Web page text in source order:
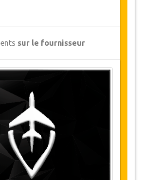
pour les grands voyageurs,
sur les transferts
et ce pendant une période de 12
votre remise sur le transfert,
sur le bouton "
et Politique d'annulation
de réservations peuvent
si l’avis est donné à temps.
d'informations veuillez nous
les annulations faites au
sur le fournisseur